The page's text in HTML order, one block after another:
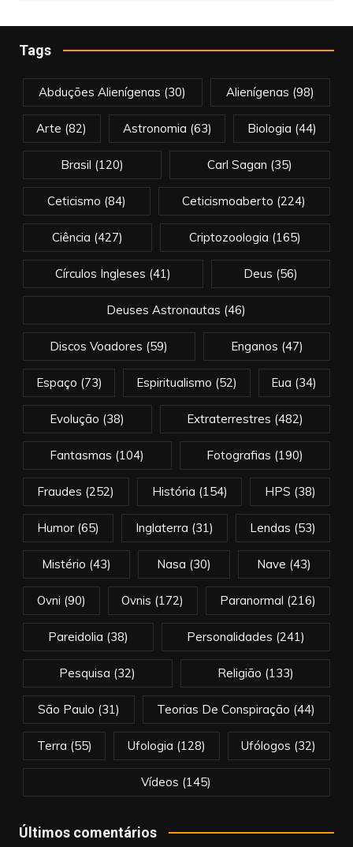
Tags
Abduções Alienígenas (30) Alienígenas (98)
Arte (82) Astronomia (63) Biologia (44)
Brasil (120) Carl Sagan (35)
Ceticismo (84) Ceticismoaberto (224)
Ciência (427) Criptozoologia (165)
Círculos Ingleses (41) Deus (56)
Deuses Astronautas (46)
Discos Voadores (59) Enganos (47)
Espaço (73) Espiritualismo (52) Eua (34)
Evolução (38) Extraterrestres (482)
Fantasmas (104) Fotografias (190)
Fraudes (252) História (154) HPS (38)
Humor(65) Inglaterra (31) Lendas (53)
Mistério (43) Nasa (30) Nave (43)
Ovni (90) Ovnis (172) Paranormal (216)
Pareidolia (38) Personalidades (241)
Pesquisa (32) Religião (133)
São Paulo (31) Teorias De Conspiração (44)
Terra (55) Ufologia (128) Ufólogos (32)
Vídeos (145)
Últimos comentários